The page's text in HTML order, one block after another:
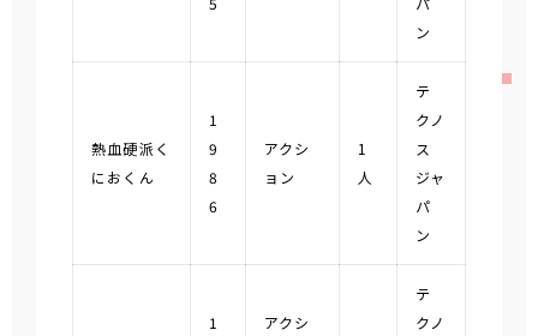
ン
熱血硬派く
におくん
1
9
8
6
アクシ
ョン
1
人
テ
クノ
ス
ジャ
パ
ン
1
アクシ
テ
クノ